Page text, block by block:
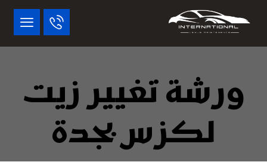
ورشة تغيير زيت
لكزس بجدة